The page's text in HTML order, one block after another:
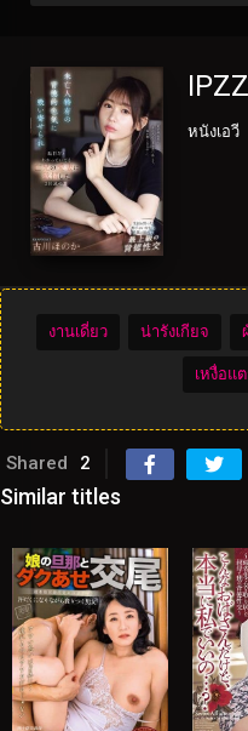
หนังเอวี
งานเดี่ยว น่ารังเกียจ
เหงื่อแ
Shared 2
Similar titles